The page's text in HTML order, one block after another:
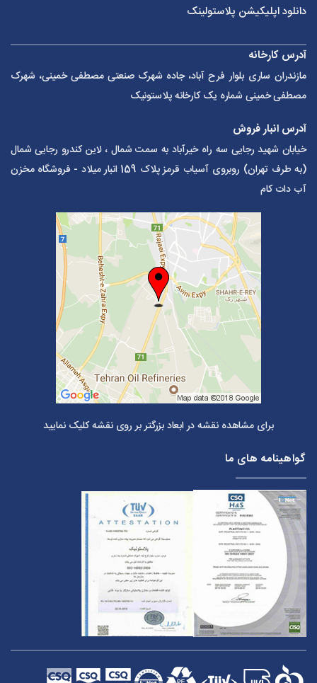
دانلود اپلیکیشن پلاستولینک
آدرس کارخانه
مازندران ساری بلوار فرح آباد، جاده شهرک صنعتی مصطفی خمینی، شهرک
مصطفی خمینی شماره یک کارخانه پلاستونیک
آدرس انبار فروش
خیابان شهید رجایی سه راه خیرآباد به سمت شمال ، لاین کندرو رجایی شمال
(به طرف تهران) روبروی آسیاب قرمز پلاک 159 انبار میلاد - فروشگاه مخزن
آب دات کام
برای مشاهده نقشه در ابعاد بزرگتر بر روی نقشه کلیک نمایید
گواهینامه های ما